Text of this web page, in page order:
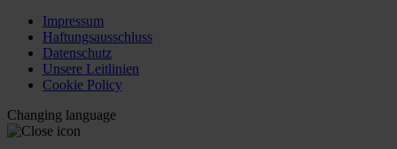
Impressum
Haftungsausschluss
Datenschutz
Unsere Leitlinien
Cookie Policy
Changing language